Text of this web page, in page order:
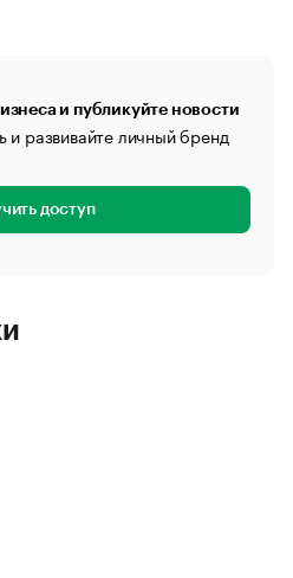
и публикуйте новости
и развивайте личный бренд
доступ